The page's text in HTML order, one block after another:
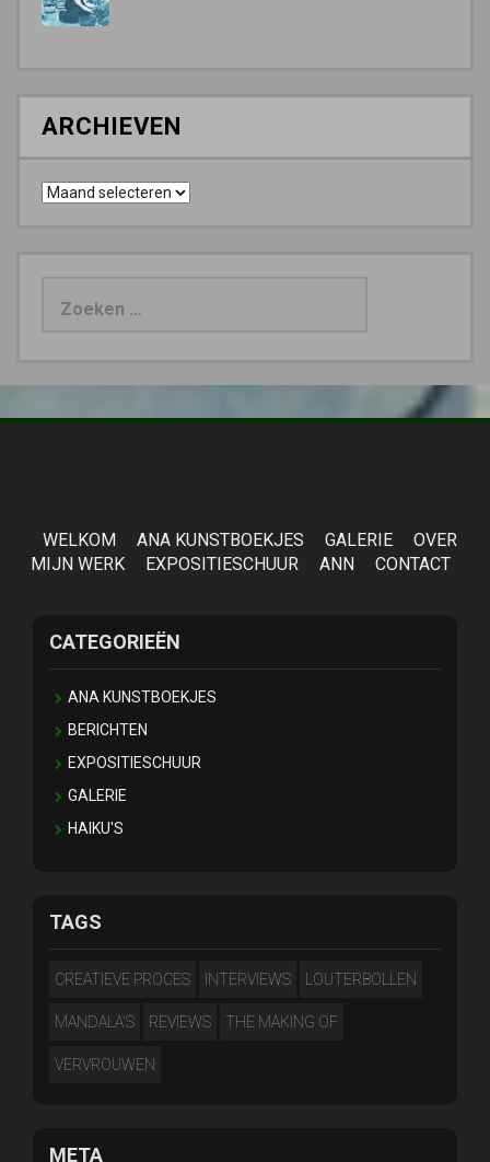
ARCHIEVEN
Archieven
WELKOM ANA KUNSTBOEKJES GALERIE
OVER
MIJN WERK
EXPOSITIESCHUUR ANN CONTACT
CATEGORIEËN
ANA KUNSTBOEKJES
BERICHTEN
EXPOSITIESCHUUR
GALERIE
HAIKU'S
TAGS
CREATIEVE PROCES INTERVIEWS LOUTERBOLLEN
MANDALA'S REVIEWS THE MAKING OF
VERVROUWEN
META